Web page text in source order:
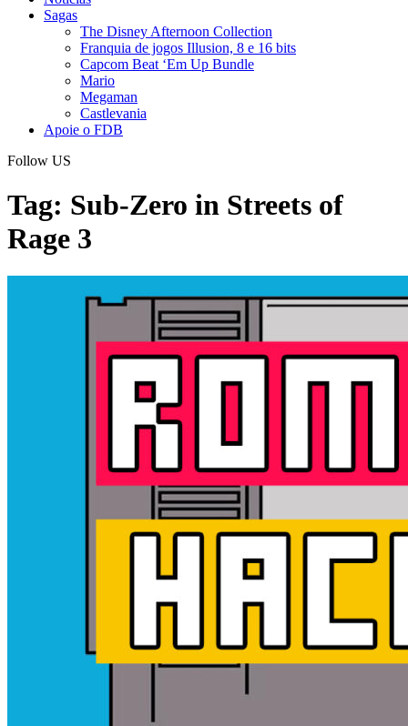
Sagas
The Disney Afternoon Collection
Franquia de jogos Illusion, 8 e 16 bits
Capcom Beat ‘Em Up Bundle
Mario
Megaman
Castlevania
Apoie o FDB
Follow US
Tag: Sub-Zero in Streets of
Rage 3